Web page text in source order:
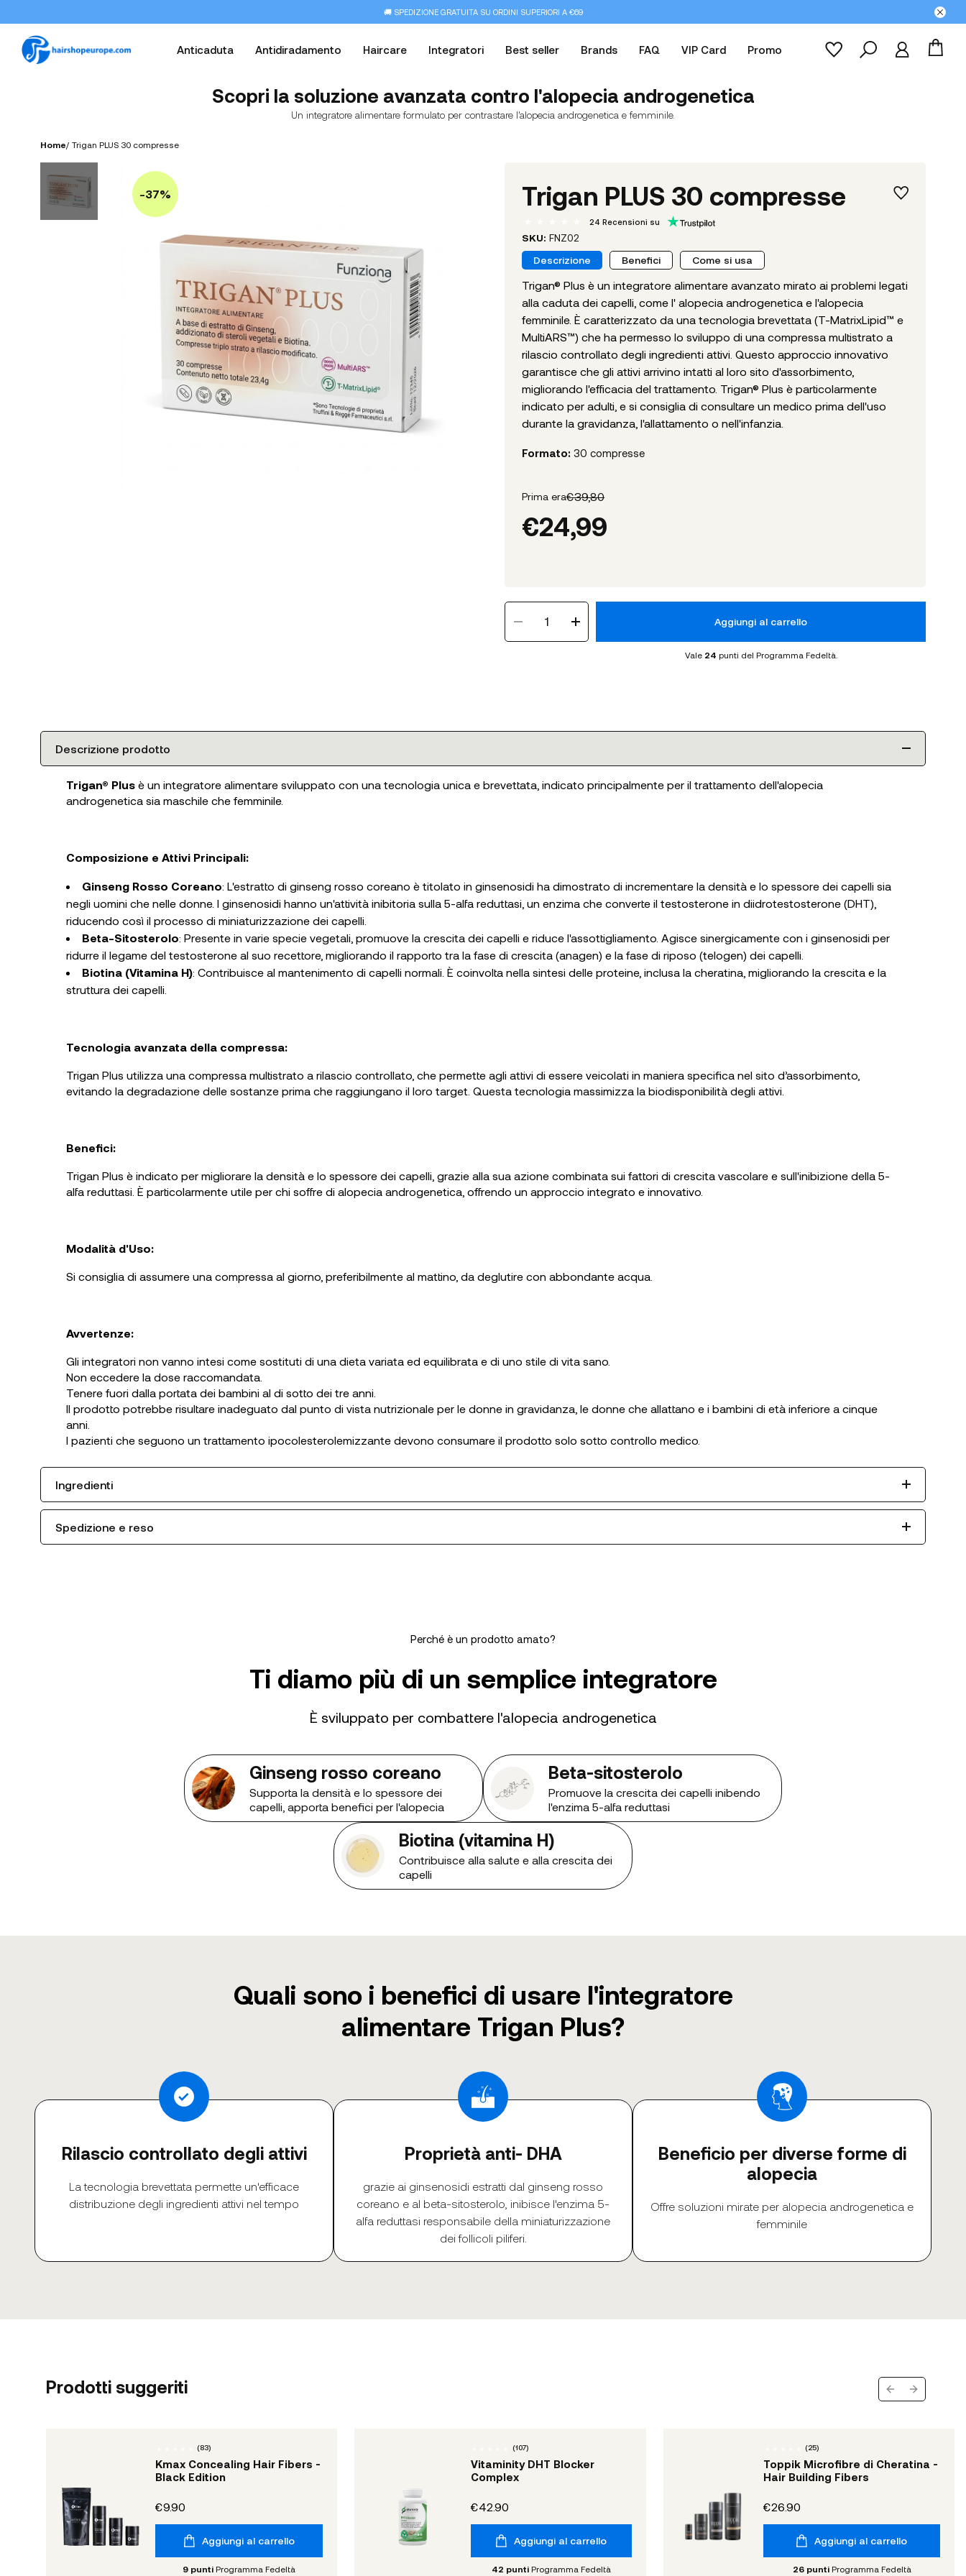
🚚 SPEDIZIONE GRATUITA SU ORDINI SUPERIORI A €69
Anticaduta Antidiradamento Haircare Integratori Best seller Brands FAQ VIP Card Promo
Scopri la soluzione avanzata contro l'alopecia androgenetica
Un integratore alimentare formulato per contrastare l'alopecia androgenetica e femminile.
Home/ Trigan PLUS 30 compresse
-37% Trigan PLUS 30 compresse
24 Recensioni su
SKU: FNZ02
Descrizione
Benefici Come si usa
Trigan® Plus è un integratore alimentare avanzato mirato ai problemi legati
alla caduta dei capelli, come l' alopecia androgenetica e l'alopecia
femminile. È caratterizzato da una tecnologia brevettata (T-MatrixLipid™ e
MultiARS™) che ha permesso lo sviluppo di una compressa multistrato a
rilascio controllato degli ingredienti attivi. Questo approccio innovativo
garantisce che gli attivi arrivino intatti al loro sito d'assorbimento,
migliorando l'efficacia del trattamento. Trigan® Plus è particolarmente
indicato per adulti, e si consiglia di consultare un medico prima dell'uso
durante la gravidanza, l'allattamento o nell'infanzia.
Formato: 30 compresse
Prima era€39,80
€24,99
1 Aggiungi al carrello
Vale 24 punti del Programma Fedeltà.
Descrizione prodotto
Trigan® Plus è un integratore alimentare sviluppato con una tecnologia unica e brevettata, indicato principalmente per il trattamento dell'alopecia
androgenetica sia maschile che femminile.
Composizione e Attivi Principali:
Ginseng Rosso Coreano: L'estratto di ginseng rosso coreano è titolato in ginsenosidi ha dimostrato di incrementare la densità e lo spessore dei capelli sia
negli uomini che nelle donne. I ginsenosidi hanno un'attività inibitoria sulla 5-alfa reduttasi, un enzima che converte il testosterone in diidrotestosterone (DHT),
riducendo così il processo di miniaturizzazione dei capelli.
Beta-Sitosterolo: Presente in varie specie vegetali, promuove la crescita dei capelli e riduce l'assottigliamento. Agisce sinergicamente con i ginsenosidi per
ridurre il legame del testosterone al suo recettore, migliorando il rapporto tra la fase di crescita (anagen) e la fase di riposo (telogen) dei capelli.
Biotina (Vitamina H): Contribuisce al mantenimento di capelli normali. È coinvolta nella sintesi delle proteine, inclusa la cheratina, migliorando la crescita e la
struttura dei capelli.
Tecnologia avanzata della compressa:
Trigan Plus utilizza una compressa multistrato a rilascio controllato, che permette agli attivi di essere veicolati in maniera specifica nel sito d’assorbimento,
evitando la degradazione delle sostanze prima che raggiungano il loro target. Questa tecnologia massimizza la biodisponibilità degli attivi.
Benefici:
Trigan Plus è indicato per migliorare la densità e lo spessore dei capelli, grazie alla sua azione combinata sui fattori di crescita vascolare e sull'inibizione della 5-
alfa reduttasi. È particolarmente utile per chi soffre di alopecia androgenetica, offrendo un approccio integrato e innovativo.
Modalità d'Uso:
Si consiglia di assumere una compressa al giorno, preferibilmente al mattino, da deglutire con abbondante acqua.
Avvertenze:
Gli integratori non vanno intesi come sostituti di una dieta variata ed equilibrata e di uno stile di vita sano.
Non eccedere la dose raccomandata.
Tenere fuori dalla portata dei bambini al di sotto dei tre anni.
Il prodotto potrebbe risultare inadeguato dal punto di vista nutrizionale per le donne in gravidanza, le donne che allattano e i bambini di età inferiore a cinque
anni.
I pazienti che seguono un trattamento ipocolesterolemizzante devono consumare il prodotto solo sotto controllo medico.
Ingredienti
Spedizione e reso
Perché è un prodotto amato?
Ti diamo più di un semplice integratore
È sviluppato per combattere l'alopecia androgenetica
Ginseng rosso coreano
Supporta la densità e lo spessore dei
capelli, apporta benefici per l'alopecia
Beta-sitosterolo
Promuove la crescita dei capelli inibendo
l'enzima 5-alfa reduttasi
Biotina (vitamina H)
Contribuisce alla salute e alla crescita dei
capelli
Quali sono i benefici di usare l'integratore
alimentare Trigan Plus?
Rilascio controllato degli attivi
La tecnologia brevettata permette un'efficace
distribuzione degli ingredienti attivi nel tempo
Proprietà anti- DHA
grazie ai ginsenosidi estratti dal ginseng rosso
coreano e al beta-sitosterolo, inibisce l'enzima 5-
alfa reduttasi responsabile della miniaturizzazione
dei follicoli piliferi.
Beneficio per diverse forme di
alopecia
Offre soluzioni mirate per alopecia androgenetica e
femminile
Prodotti suggeriti Previous slide
Next slide
(83)
Kmax Concealing Hair Fibers -
Black Edition
€9.90
Aggiungi al carrello
9 punti Programma Fedeltà
(107)
Vitaminity DHT Blocker
Complex
€42.90
Aggiungi al carrello
42 punti Programma Fedeltà
(25)
Toppik Microfibre di Cheratina -
Hair Building Fibers
€26.90
Aggiungi al carrello
26 punti Programma Fedeltà